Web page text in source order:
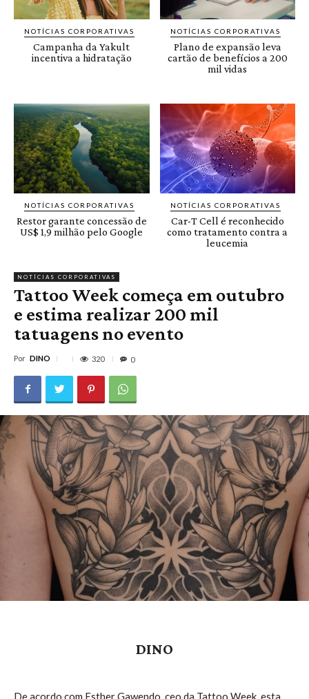
NOTÍCIAS CORPORATIVAS
Campanha da Yakult
incentiva a hidratação
NOTÍCIAS CORPORATIVAS
Plano de expansão leva
cartão de benefícios a 200
mil vidas
NOTÍCIAS CORPORATIVAS
Restor garante concessão de
US$ 1,9 milhão pelo Google
NOTÍCIAS CORPORATIVAS
Car-T Cell é reconhecido
como tratamento contra a
leucemia